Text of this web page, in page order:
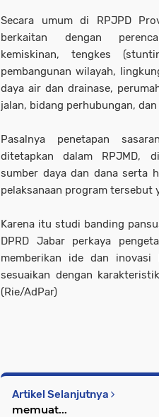
Secara umum di RPJPD
berkaitan dengan
kemiskinan, tengkes
pembangunan wilayah,
daya air dan drainase,
jalan, bidang perhubungan,
Pasalnya penetapan
ditetapkan dalam RPJMD,
sumber daya dan dana serta
pelaksanaan program tersebut
Karena itu studi banding
DPRD Jabar perkaya
memberikan ide dan inovasi
sesuaikan dengan
(Rie/AdPar)
Artikel Selanjutnya
memuat...